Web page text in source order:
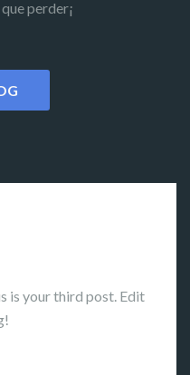
perder¡
is your third post. Edit